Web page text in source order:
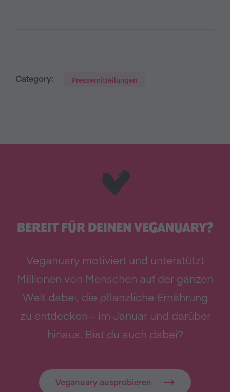
Category: Pressemitteilungen
BEREIT FÜR DEINEN VEGANUARY?
Veganuary motiviert und unterstützt
Millionen von Menschen auf der ganzen
Welt dabei, die pflanzliche Ernährung
zu entdecken – im Januar und darüber
hinaus. Bist du auch dabei?
Veganuary ausprobieren